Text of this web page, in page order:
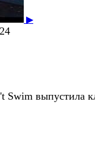
▶
Swim выпустила